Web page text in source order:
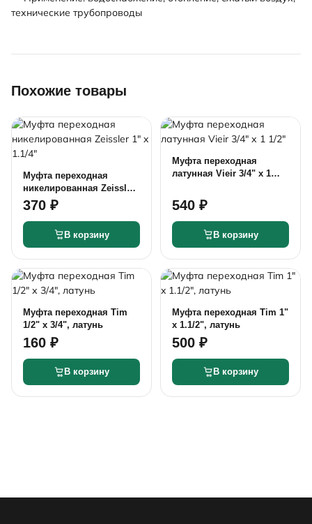
технические трубопроводы
Похожие товары
Муфта переходная
никелированная Zeissler
1" x 1.1/4"
370 ₽
В корзину
Муфта переходная
латунная Vieir 3/4" х 1
540 ₽
В корзину
Муфта переходная Tim
1/2" х 3/4", латунь
160 ₽
В корзину
Муфта переходная Tim 1"
x 1.1/2", латунь
500 ₽
В корзину